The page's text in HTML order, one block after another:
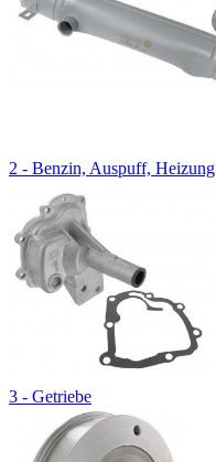
2 - Benzin, Auspuff, Heizung
3 - Getriebe